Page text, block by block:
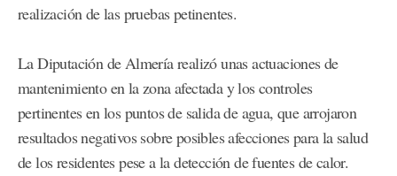
realización de las pruebas petinentes.
La Diputación de Almería realizó unas actuaciones de
mantenimiento en la zona afectada y los controles
pertinentes en los puntos de salida de agua, que arrojaron
resultados negativos sobre posibles afecciones para la salud
de los residentes pese a la detección de fuentes de calor.